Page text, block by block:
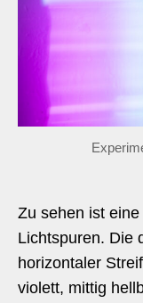
Zu sehen ist
Lichtspuren. Die
horizontaler
violett, mittig